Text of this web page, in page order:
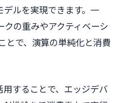
ルを実現できます。一
の重みやアクティベーシ
とで、演算の単純化と消費
することで、エッジデバ